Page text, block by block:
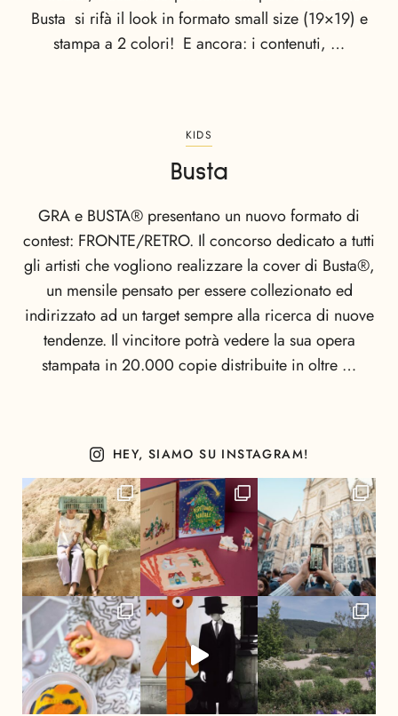
Busta si rifà il look in formato small size (19×19) e
stampa a 2 colori! E ancora: i contenuti, …
KIDS
Busta
GRA e BUSTA® presentano un nuovo formato di
contest: FRONTE/RETRO. Il concorso dedicato a tutti
gli artisti che vogliono realizzare la cover di Busta®,
un mensile pensato per essere collezionato ed
indirizzato ad un target sempre alla ricerca di nuove
tendenze. Il vincitore potrà vedere la sua opera
stampata in 20.000 copie distribuite in oltre …
HEY, SIAMO SU INSTAGRAM!